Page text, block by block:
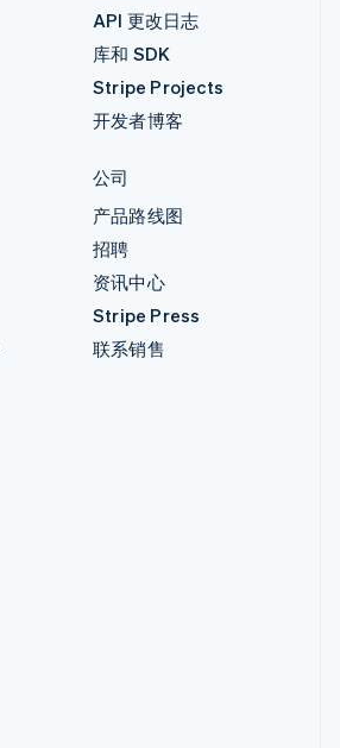
API 更改日志
库和 SDK
Stripe Projects
开发者博客
公司
产品路线图
招聘
资讯中心
Stripe Press
联系销售